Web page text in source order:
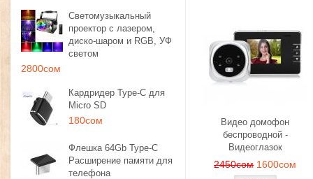
Светомузыкальный
проектор с лазером,
диско-шаром и RGB, УФ
светом
2800сом
Кардридер Type-C для
Micro SD
180сом
Флешка 64Gb Type-C
Расширение памяти для
телефона
Видео домофон
беспроводной -
Видеоглазок
2450сом 1600сом